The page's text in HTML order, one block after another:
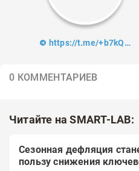
https://t.me/+b7kQ2ecUhLUxM2Ji
0 КОММЕНТАРИЕВ
Читайте на SMART-LAB:
Сезонная дефляция
пользу снижения